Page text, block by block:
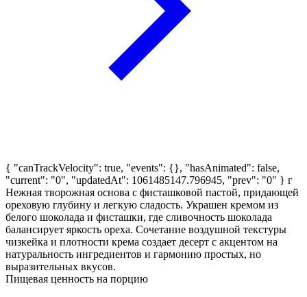
{ "canTrackVelocity": true, "events": {}, "hasAnimated": false,
"current": "0", "updatedAt": 1061485147.796945, "prev": "0" } г
Нежная творожная основа с фисташковой пастой, придающей
ореховую глубину и легкую сладость. Украшен кремом из
белого шоколада и фисташки, где сливочность шоколада
балансирует яркость ореха. Сочетание воздушной текстуры
чизкейка и плотности крема создает десерт с акцентом на
натуральность ингредиентов и гармонию простых, но
выразительных вкусов.
Пищевая ценность на порцию